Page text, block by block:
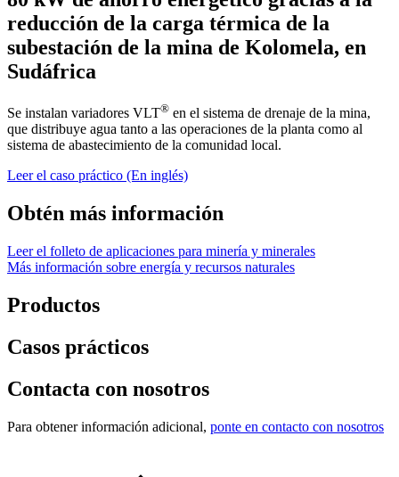
reducción de la carga térmica de la
subestación de la mina de Kolomela, en
Sudáfrica
Se instalan variadores VLT® en el sistema de drenaje de la mina,
que distribuye agua tanto a las operaciones de la planta como al
sistema de abastecimiento de la comunidad local.
Leer el caso práctico (En inglés)
Obtén más información
Leer el folleto de aplicaciones para minería y minerales
Más información sobre energía y recursos naturales
Productos
Casos prácticos
Contacta con nosotros
Para obtener información adicional, ponte en contacto con nosotros